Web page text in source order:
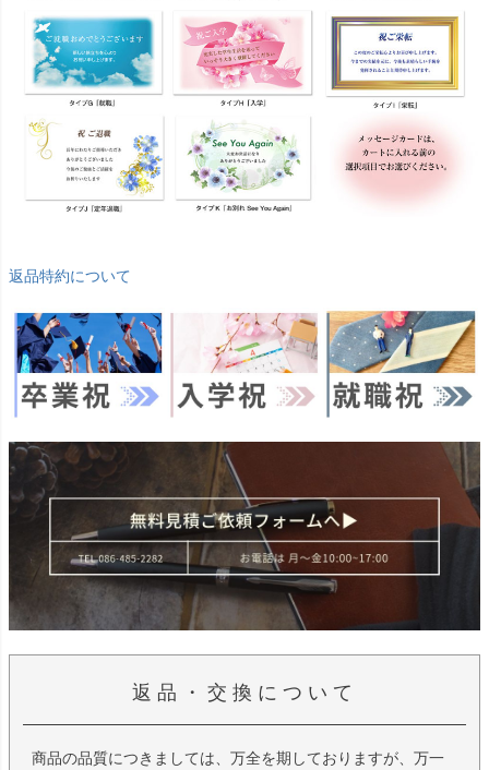
返品特約について
返品・交換について
商品の品質につきましては、万全を期しておりますが、万一